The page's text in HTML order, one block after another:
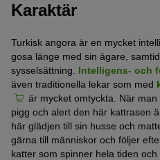
Karaktär
Turkisk angora är en mycket
gosa länge med sin ägare,
sysselsättning. Intelligens- och
även traditionella lekar som med
är mycket omtyckta. När
pigg och alert den här kattrasen
här glädjen till sin husse och
gärna till människor och följer
katter som spinner hela tiden